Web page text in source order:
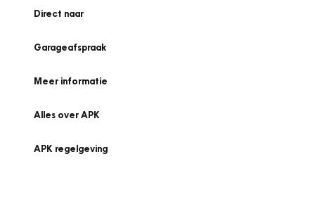
Direct naar
Garageafspraak
Meer informatie
Alles over APK
APK regelgeving